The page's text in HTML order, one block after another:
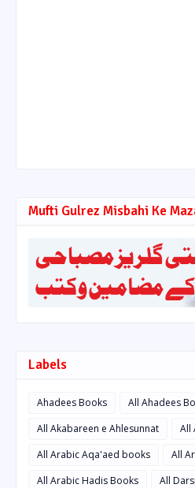
Mufti Gulrez Misbahi Ke
Labels
Ahadees Books
All Ahadees
All Akabareen e Ahlesunnat
All
All Arabic Aqa'aed books
All
All Arabic Hadis Books
All